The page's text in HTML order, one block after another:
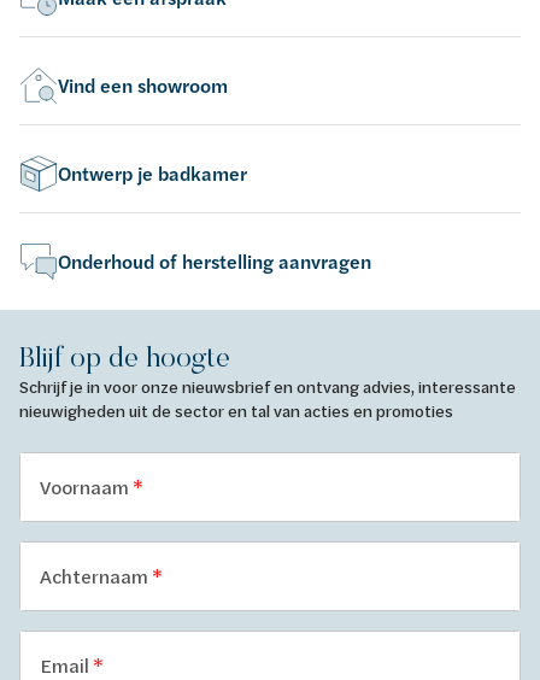
Vind een showroom
Ontwerp je badkamer
Onderhoud of herstelling aanvragen
Blijf op de hoogte
Schrijf je in voor onze nieuwsbrief en ontvang advies, interessante
nieuwigheden uit de sector en tal van acties en promoties
Voornaam
Achternaam
Email